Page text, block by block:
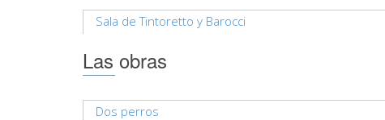
Sala de Tintoretto y Barocci
Las obras
Dos perros